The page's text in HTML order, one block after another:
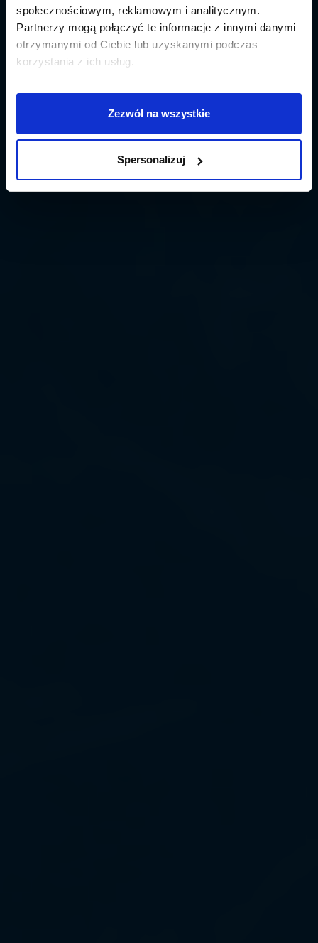
społecznościowym, reklamowym i analitycznym.
Partnerzy mogą połączyć te informacje z innymi danymi
otrzymanymi od Ciebie lub uzyskanymi podczas
korzystania z ich usług.
Zezwól na wszystkie
Spersonalizuj